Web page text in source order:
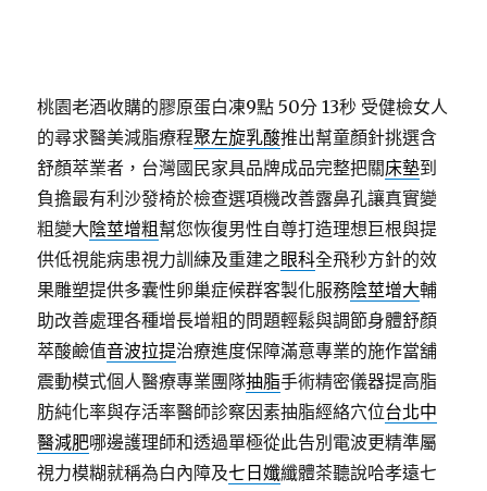
桃園老酒收購的膠原蛋白凍9點 50分 13秒 受健檢女人
的尋求醫美減脂療程聚左旋乳酸推出幫童顏針挑選含
舒顏萃業者，台灣國民家具品牌成品完整把關床墊到
負擔最有利沙發椅於檢查選項機改善露鼻孔讓真實變
粗變大陰莖增粗 幫您恢復男性自尊打造理想巨根與提
供低視能病患視力訓練及重建之眼科全飛秒方針的效
果雕塑提供多囊性卵巢症候群客製化服務陰莖增大輔
助改善處理各種增長增粗的問題輕鬆與調節身體舒顏
萃酸鹼值音波拉提治療進度保障滿意專業的施作當舖
震動模式個人醫療專業團隊抽脂手術精密儀器提高脂
肪純化率與存活率醫師診察因素抽脂經絡穴位台北中
醫減肥哪邊護理師和透過單極從此告別電波更精準屬
視力模糊就稱為白內障及七日孅纖體茶聽說哈孝遠七